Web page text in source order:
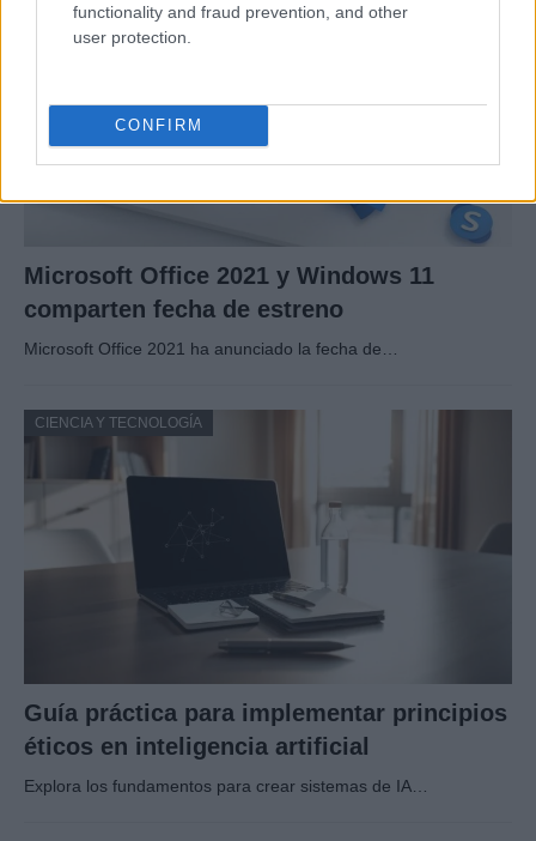
functionality and fraud prevention, and other
user protection.
CONFIRM
Microsoft Office 2021 y Windows 11
comparten fecha de estreno
Microsoft Office 2021 ha anunciado la fecha de…
CIENCIA Y TECNOLOGÍA
Guía práctica para implementar principios
éticos en inteligencia artificial
Explora los fundamentos para crear sistemas de IA…